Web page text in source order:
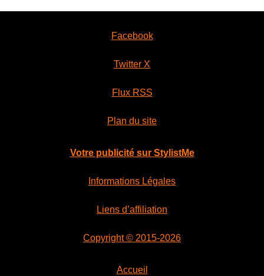
Facebook
Twitter X
Flux RSS
Plan du site
Votre publicité sur StylistMe
Informations Légales
Liens d’affiliation
Copyright © 2015-2026
Accueil